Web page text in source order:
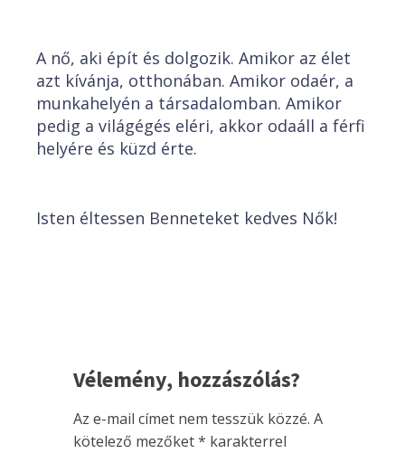
A nő, aki épít és dolgozik. Amikor az élet
azt kívánja, otthonában. Amikor odaér, a
munkahelyén a társadalomban. Amikor
pedig a világégés eléri, akkor odaáll a férfi
helyére és küzd érte.
Isten éltessen Benneteket kedves Nők!
Vélemény, hozzászólás?
Az e-mail címet nem tesszük közzé. A
kötelező mezőket* karakterrel